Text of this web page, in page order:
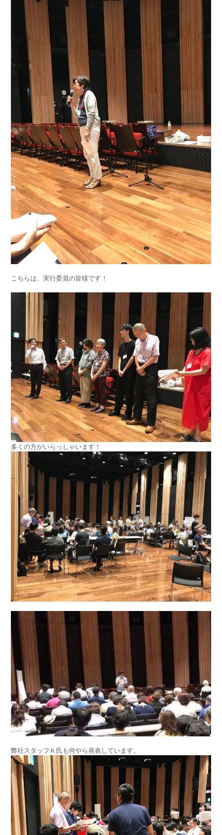
こちらは、実行委員の皆様です！
多くの方がいらっしゃいます！
弊社スタッフＫ氏も何やら発表しています。